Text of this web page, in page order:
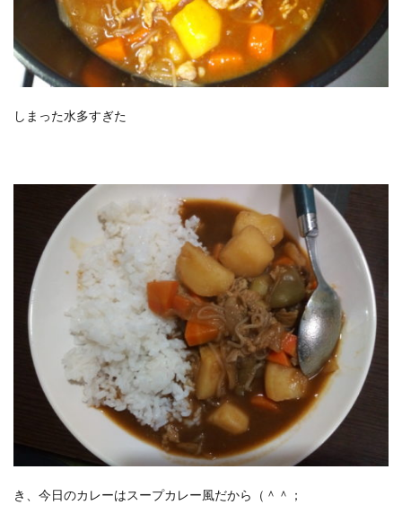
しまった水多すぎた
き、今日のカレーはスープカレー風だから（＾＾；